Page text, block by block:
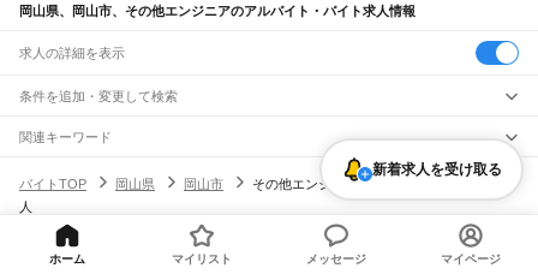
岡山県、岡山市、その他エンジニアのアルバイト・バイト求人情報
求人の詳細を表示
条件を追加・変更して検索
市区町村を追加・変更
岡山県すべて
北区
倉敷市 玉野市笠岡市井原市 高梁市新見市 瀬戸内市赤磐市
駅を追加・変更
JR山陽本線(姫路～岡山)
三石駅
熊山駅万富駅 東岡山駅 西川原駅岡山駅
飲食・フードサービス
飲食・フードサービス
すべて
特徴を追加・変更
関連キーワード
岡山県 岡山市 その他物流
岡山県 エンジニアリング・設計開発 機械系エンジニア 福利厚生充実
バイトTOP 岡山県 岡山市
その他エンジニアのアルバイト・バイト・求
人
新着求人を受け取る
ホーム マイリスト メッセージ マイページ